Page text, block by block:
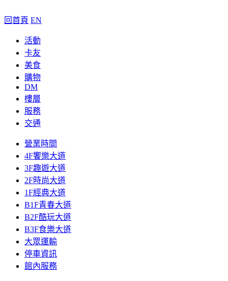
回首頁 EN
活動
卡友
美食
購物
DM
樓層
服務
交通
營業時間
4F饗樂大道
3F趣遊大道
2F時尚大道
1F經典大道
B1F青春大道
B2F酷玩大道
B3F食樂大道
大眾運輸
停車資訊
館內服務